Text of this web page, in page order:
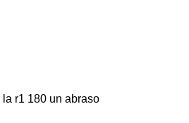
la r1 180 un abraso